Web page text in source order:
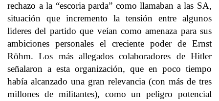
rechazo a la “escoria parda” como llamaban a las SA,
situación que incremento la tensión entre algunos
lideres del partido que veían como amenaza para sus
ambiciones personales el creciente poder de Ernst
Röhm. Los más allegados colaboradores de Hitler
señalaron a esta organización, que en poco tiempo
había alcanzado una gran relevancia (con más de tres
millones de militantes), como un peligro potencial